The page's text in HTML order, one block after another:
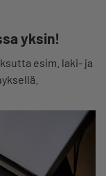
yksin!
esim. laki- ja